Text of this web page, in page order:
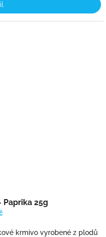
25g
krmivo vyrobené z plodů